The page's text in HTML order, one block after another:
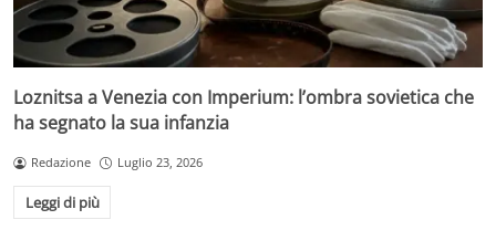
Loznitsa a Venezia con Imperium: l’ombra sovietica che
ha segnato la sua infanzia
Redazione Luglio 23, 2026
Leggi di più